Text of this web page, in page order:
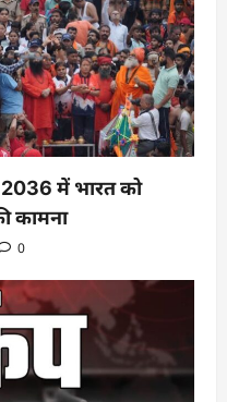
2036 में भारत को
कामना
0